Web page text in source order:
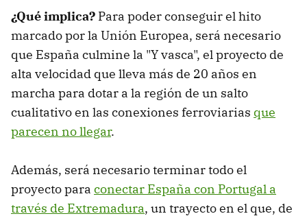
¿Qué implica? Para poder conseguir el hito
marcado por la Unión Europea, será necesario
que España culmine la "Y vasca", el proyecto de
alta velocidad que lleva más de 20 años en
marcha para dotar a la región de un salto
cualitativo en las conexiones ferroviarias que
parecen no llegar.
Además, será necesario terminar todo el
proyecto para conectar España con Portugal a
través de Extremadura, un trayecto en el que, de